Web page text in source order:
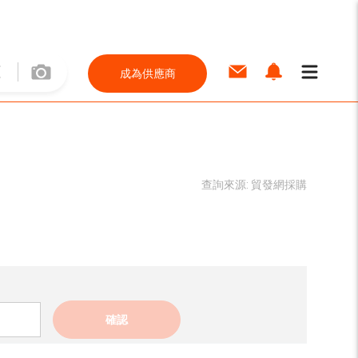
成為供應商
查詢來源: 貿發網採購
確認